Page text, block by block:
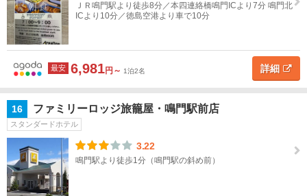
ＪＲ鳴門駅より徒歩8分／本四連絡橋鳴門ICより7分 鳴門北
ICより10分／徳島空港より車で10分
最安 6,981円～ 1泊2名 詳細
16 ファミリーロッジ旅籠屋・鳴門駅前店
スタンダードホテル
3.22
鳴門駅より徒歩1分（鳴門駅の斜め前）